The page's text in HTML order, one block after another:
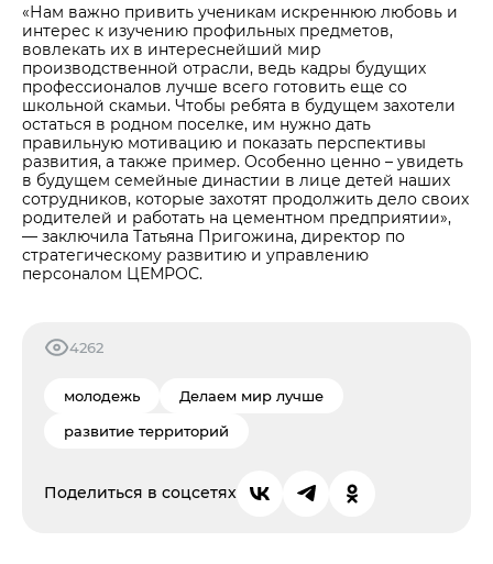
«Нам важно привить ученикам искреннюю любовь и
интерес к изучению профильных предметов,
вовлекать их в интереснейший мир
производственной отрасли, ведь кадры будущих
профессионалов лучше всего готовить еще со
школьной скамьи. Чтобы ребята в будущем захотели
остаться в родном поселке, им нужно дать
правильную мотивацию и показать перспективы
развития, а также пример. Особенно ценно – увидеть
в будущем семейные династии в лице детей наших
сотрудников, которые захотят продолжить дело своих
родителей и работать на цементном предприятии»,
— заключила Татьяна Пригожина, директор по
стратегическому развитию и управлению
персоналом ЦЕМРОС.
4262
молодежь
Делаем мир лучше
развитие территорий
Поделиться в соцсетях